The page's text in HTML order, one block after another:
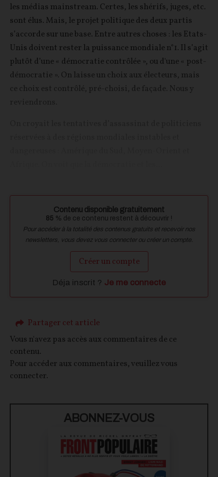
les médias mainstream. Certes, les shérifs, juges, etc.
sont élus. Mais, le projet politique des deux partis
s’accorde sur une base. Entre autres choses : les Etats-
Unis doivent rester la puissance mondiale n°1. Il s’agit
plutôt d’une « démocratie contrôlée », ou d'une « post-
démocratie ». On laisse un choix aux électeurs, mais
ce choix est contrôlé, pré-choisi, de façade. Nous y
Contenu disponible gratuitement
85 % de ce contenu restent à découvrir !
Pour accéder à la totalité des contenus gratuits et recevoir nos
newsletters, vous devez vous connecter ou créer un compte.
Créer un compte
Déja inscrit ? Je me connecte
Partager cet article
Vous n'avez pas accès aux commentaires de ce
contenu.
Pour accéder aux commentaires, veuillez vous
connecter.
ABONNEZ-VOUS